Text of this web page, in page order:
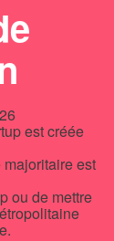
est créée
est
ou de mettre